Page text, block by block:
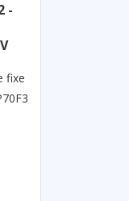
-
fixe